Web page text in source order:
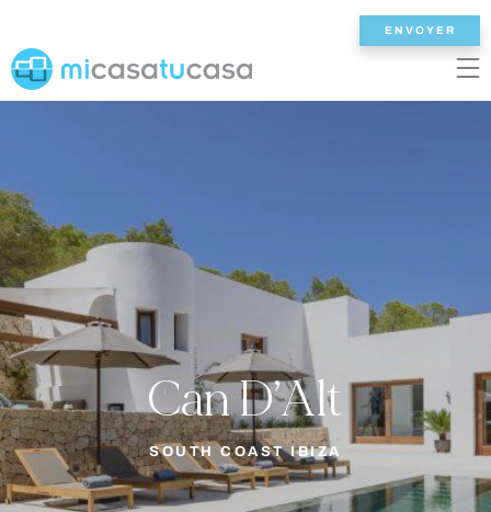
ACCUEIL
NOS VILLAS
2/3 CHAMBRES
4 CHAMBRES
5 CHAMBRES
6+ CHAMBRES
TOUTES LES VILLAS
ENVOYER
Can D’Alt
SOUTH COAST IBIZA